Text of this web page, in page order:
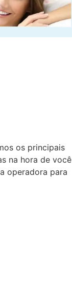
os principais
na hora de você
operadora para